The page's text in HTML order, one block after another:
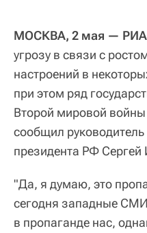
МОСКВА, 2 мая — РИА
угрозу в связи с
настроений в
при этом ряд
Второй мировой
сообщил
президента РФ Сергей
"Да, я думаю, это
сегодня западные
в пропаганде нас,